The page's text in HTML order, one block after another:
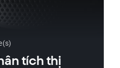
tích thị